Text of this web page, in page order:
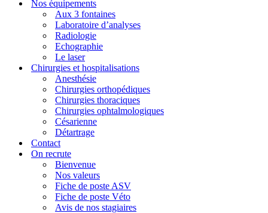
Nos équipements
Aux 3 fontaines
Laboratoire d’analyses
Radiologie
Echographie
Le laser
Chirurgies et hospitalisations
Anesthésie
Chirurgies orthopédiques
Chirurgies thoraciques
Chirurgies ophtalmologiques
Césarienne
Détartrage
Contact
On recrute
Bienvenue
Nos valeurs
Fiche de poste ASV
Fiche de poste Véto
Avis de nos stagiaires